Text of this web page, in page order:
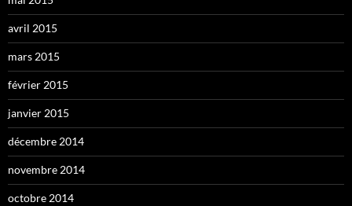
avril 2015
mars 2015
février 2015
janvier 2015
décembre 2014
novembre 2014
octobre 2014